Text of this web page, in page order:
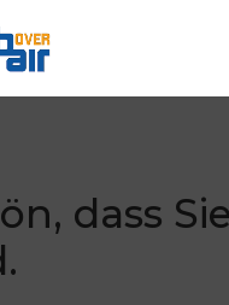
dass